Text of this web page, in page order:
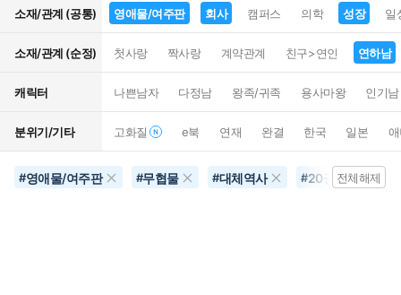
소재/관계 (공통) 영애물/여주판 회사 캠퍼스 의학 성장 일
소재/관계 (순정) 첫사랑 짝사랑 계약관계 친구>연인 연하남
캐릭터 나쁜남자 다정남 왕족/귀족 용사마왕 인기남
분위기/기타 고화질 e북 연재 완결 한국 일본
#영애물/여주판 #무협물 #대체역사 #20권이상전체해제